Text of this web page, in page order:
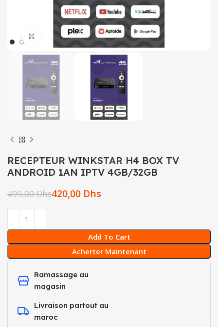
Click to enlarge
RECEPTEUR WINKSTAR H4 BOX TV
ANDROID 1AN IPTV 4GB/32GB
499,00Dhs420,00 Dhs
Add To Cart
Acherter Maintenant
Ramassage au
magasin
Livraison partout au
maroc